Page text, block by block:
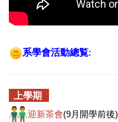
系學會活動總覧:
上學期
迎新茶會(9月開學前後)